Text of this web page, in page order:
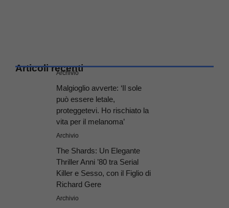
Articoli recenti
Archivio
Malgioglio avverte: ‘Il sole
può essere letale,
proteggetevi. Ho rischiato la
vita per il melanoma’
Archivio
The Shards: Un Elegante
Thriller Anni ’80 tra Serial
Killer e Sesso, con il Figlio di
Richard Gere
Archivio